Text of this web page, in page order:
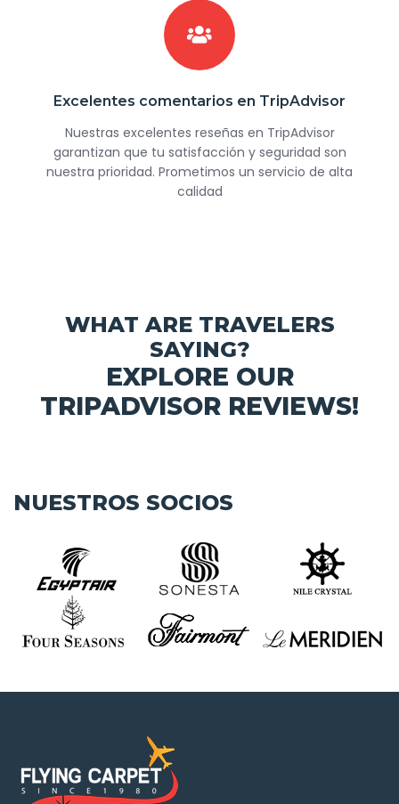
Excelentes comentarios en TripAdvisor
Nuestras excelentes reseñas en TripAdvisor
garantizan que tu satisfacción y seguridad son
nuestra prioridad. Prometimos un servicio de alta
calidad
WHAT ARE TRAVELERS
SAYING?
EXPLORE OUR
TRIPADVISOR REVIEWS!
NUESTROS SOCIOS